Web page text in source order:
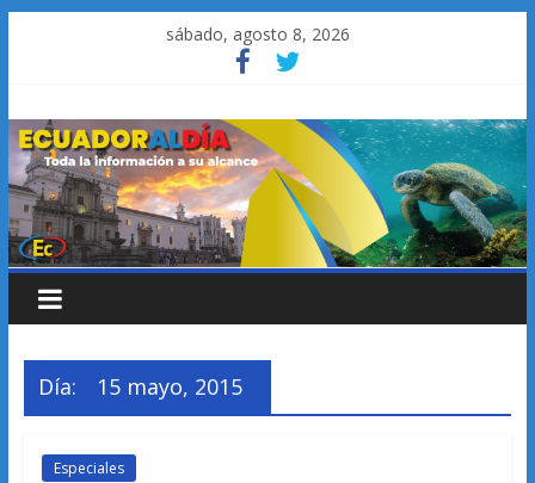
sábado, agosto 8, 2026
Día: 15 mayo, 2015
Especiales